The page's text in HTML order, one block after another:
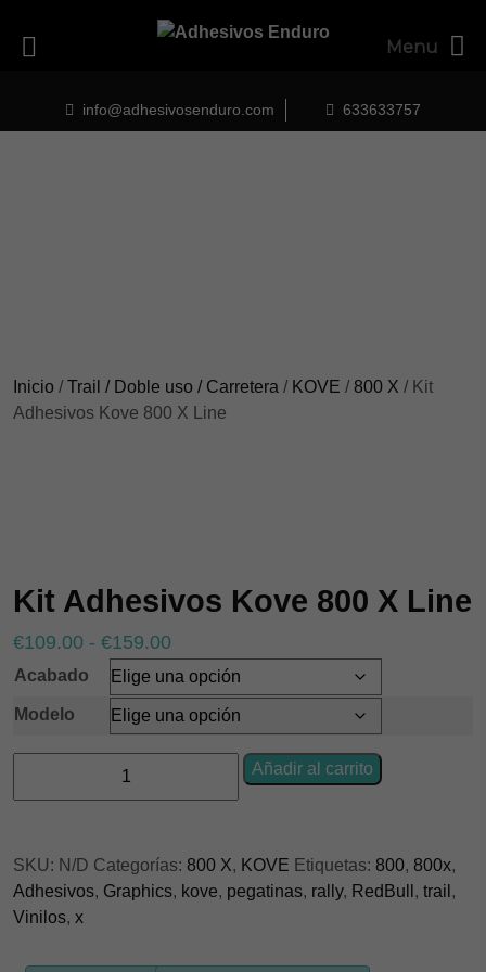
content
info@adhesivosenduro.com 633633757
Inicio / Trail / Doble uso / Carretera / KOVE / 800 X / Kit
Adhesivos Kove 800 X Line
Kit Adhesivos Kove 800 X Line
€109.00 - €159.00
de
precios:
desde
€109.00
Acabado
Modelo
X
Line
cantidad
Añadir al carrito
SKU: N/D Categorías: 800 X, KOVE Etiquetas: 800, 800x,
Adhesivos, Graphics, kove, pegatinas, rally, RedBull , trail ,
Vinilos, x
Menu